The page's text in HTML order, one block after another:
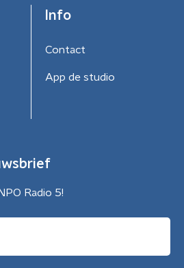
Info
Contact
App de studio
Radio 5!